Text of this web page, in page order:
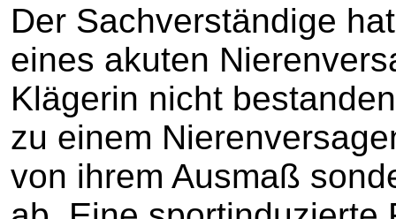
Der Sachverständige
eines akuten
Klägerin nicht
zu einem
von ihrem Ausmaß